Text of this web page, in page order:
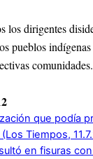
los dirigentes
pueblos indígenas
comunidades.
que podía
Tiempos,
en fisuras